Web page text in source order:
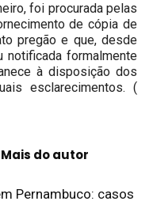
foi procurada pelas
de cópia de
pregão e que, desde
notificada formalmente
à disposição dos
esclarecimentos. (
Mais do autor
Pernambuco: casos